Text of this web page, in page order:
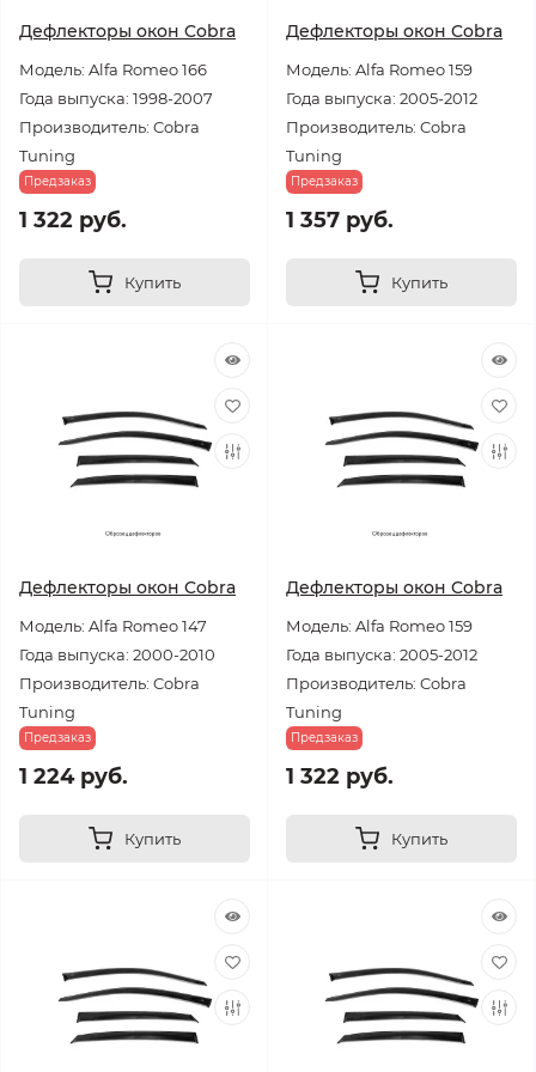
Дефлекторы окон Cobra
Модель: Alfa Romeo 166
Года выпуска: 1998-2007
Производитель: Cobra
Tuning
Предзаказ
1 322 руб.
Купить
Дефлекторы окон Cobra
Модель: Alfa Romeo 159
Года выпуска: 2005-2012
Производитель: Cobra
Tuning
Предзаказ
1 357 руб.
Купить
Дефлекторы окон Cobra
Модель: Alfa Romeo 147
Года выпуска: 2000-2010
Производитель: Cobra
Tuning
Предзаказ
1 224 руб.
Купить
Дефлекторы окон Cobra
Модель: Alfa Romeo 159
Года выпуска: 2005-2012
Производитель: Cobra
Tuning
Предзаказ
1 322 руб.
Купить